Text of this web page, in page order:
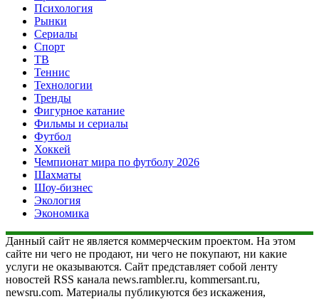
Психология
Рынки
Сериалы
Спорт
ТВ
Теннис
Технологии
Тренды
Фигурное катание
Фильмы и сериалы
Футбол
Хоккей
Чемпионат мира по футболу 2026
Шахматы
Шоу-бизнес
Экология
Экономика
Данный сайт не является коммерческим проектом. На этом
сайте ни чего не продают, ни чего не покупают, ни какие
услуги не оказываются. Сайт представляет собой ленту
новостей RSS канала news.rambler.ru, kommersant.ru,
newsru.com. Материалы публикуются без искажения,